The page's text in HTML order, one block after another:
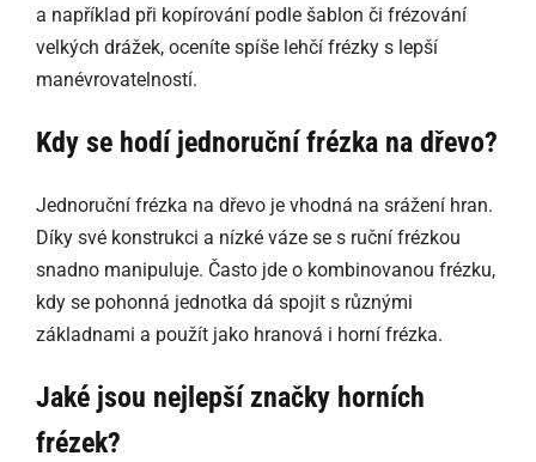
a například při kopírování podle šablon či frézování
velkých drážek, oceníte spíše lehčí frézky s lepší
manévrovatelností.
Kdy se hodí jednoruční frézka na dřevo?
Jednoruční frézka na dřevo je vhodná na srážení hran.
Díky své konstrukci a nízké váze se s ruční frézkou
snadno manipuluje. Často jde o kombinovanou frézku,
kdy se pohonná jednotka dá spojit s různými
základnami a použít jako hranová i horní frézka.
Jaké jsou nejlepší značky horních
frézek?